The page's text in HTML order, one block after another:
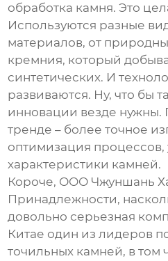
обработка камня. Это
Используются разные
материалов, от
кремния, который
синтетических. И
развиваются. Ну, что бы
инновации везде нужны.
тренде – более точное
оптимизация
характеристики камней.
Короче, ООО Чжуншань
Принадлежности,
довольно серьезная
Китае один из лидеров
точильных камней, в том